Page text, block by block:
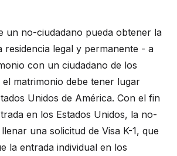
un no-ciudadano pueda obtener la
residencia legal y permanente - a
con un ciudadano de los
el matrimonio debe tener lugar
Unidos de América. Con el fin
en los Estados Unidos, la no-
una solicitud de Visa K-1, que
la entrada individual en los